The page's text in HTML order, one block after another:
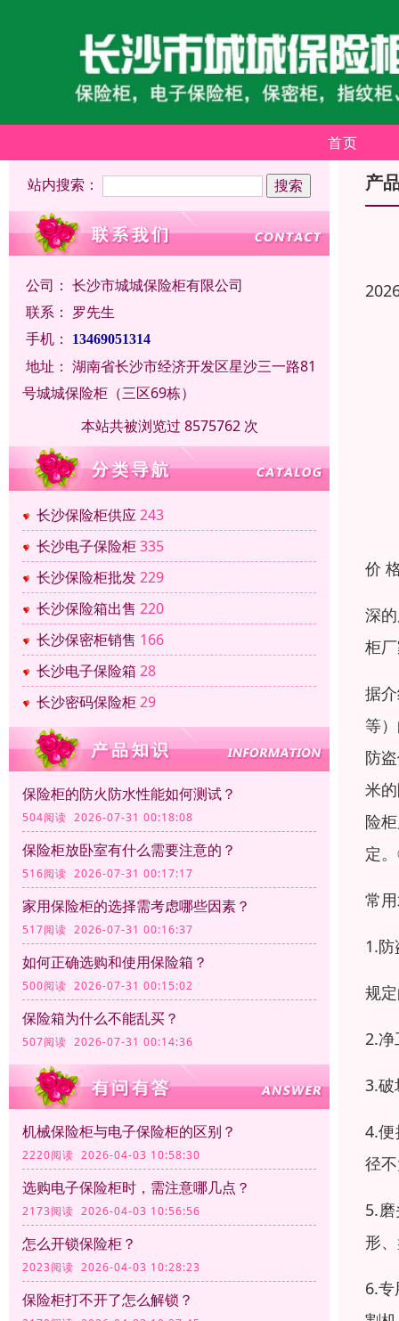
首页
站内搜索：
公司： 长沙市城城保险柜有限公司
联系： 罗先生
手机：
13469051314
地址： 湖南省长沙市经济开发区星沙三一路81
号城城保险柜（三区69栋）
本站共被浏览过 8575762 次
长沙保险柜供应243
长沙电子保险柜335
长沙保险柜批发229
长沙保险箱出售 220
长沙保密柜销售 166
长沙电子保险箱 28
长沙密码保险柜29
保险柜的防火防水性能如何测试？
504阅读 2026-07-31 00:18:08
保险柜放卧室有什么需要注意的？
516阅读 2026-07-31 00:17:17
家用保险柜的选择需考虑哪些因素？
517阅读 2026-07-31 00:16:37
如何正确选购和使用保险箱？
500阅读 2026-07-31 00:15:02
保险箱为什么不能乱买？
507阅读 2026-07-31 00:14:36
机械保险柜与电子保险柜的区别？
2220阅读 2026-04-03 10:58:30
选购电子保险柜时，需注意哪几点？
2173阅读 2026-04-03 10:56:56
怎么开锁保险柜？
2023阅读 2026-04-03 10:28:23
保险柜打不开了怎么解锁？
产
价
深
柜
据
等
防
米
险
定
常
1.
规
2.净
3.破
4.
径
5.
形
6.